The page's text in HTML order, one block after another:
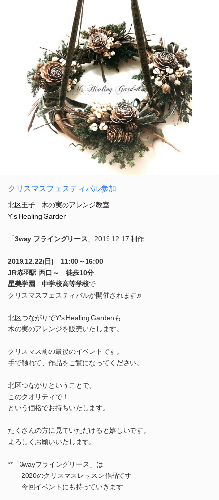
クリスマスフェスティバル参加
北区王子 木の実のアレンジ教室
Y's Healing Garden
「3way フライングリース 」2019.12.17 制作
2019.12.22(日) 11:00～16:00
JR赤羽駅 西口～ 徒歩10分
星美学園 中学校高等学校で
クリスマスフェスティバルが開催されます♬
北区つながりでY's Healing Gardenも
木の実のアレンジを販売いたします。
クリスマス前の最後のイベントです。
手で触れて、作品をご覧になってください。
北区つながりということで、
このクオリティで！
という価格でお持ちいたします。
たくさんの方に見ていただけると嬉しいです。
よろしくお願いいたします。
**「3wayフライングリース」は
2020のクリスマスレッスン作品です
今回イベントにも持っていきます